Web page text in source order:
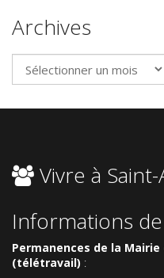
Archives
Archives
Vivre à
Informations
Permanences de la
(télétravail) :